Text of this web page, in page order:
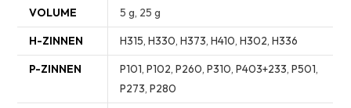
VOLUME
5 g, 25 g
H-ZINNEN
H315,H330,H373,H410,H302,H336
P-ZINNEN
P101,P102,P260,P310,P403+233,P501,
P273,P280